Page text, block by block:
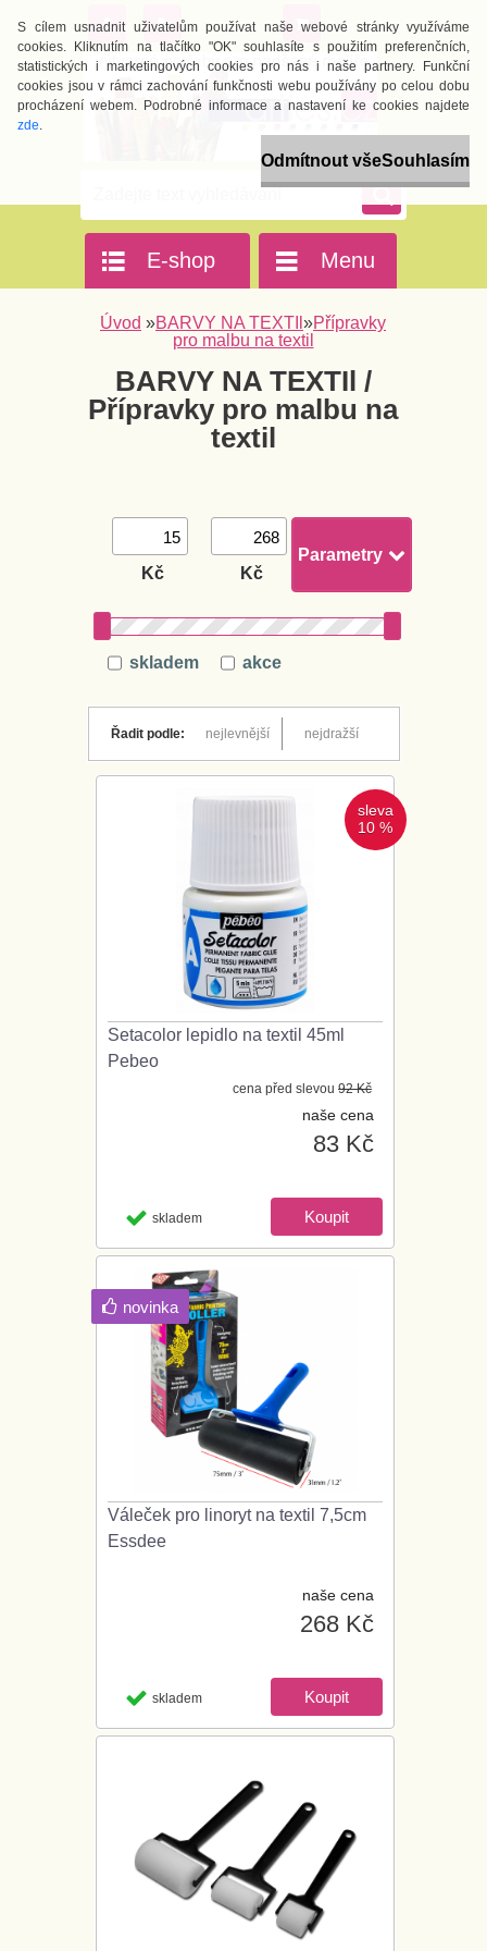
S cílem usnadnit uživatelům používat naše webové stránky využíváme
cookies. Kliknutím na tlačítko "OK" souhlasíte s použitím preferenčních,
statistických i marketingových cookies pro nás i naše partnery. Funkční
cookies jsou v rámci zachování funkčnosti webu používány po celou dobu
procházení webem. Podrobné informace a nastavení ke cookies najdete
zde.
Odmítnout všeSouhlasím
0 ks / 0 Kč
E-shop Menu
Úvod »BARVY NA TEXTIl »Přípravky
pro malbu na textil
BARVY NA TEXTIl /
Přípravky pro malbu na
textil
Kč Kč
Parametry
skladem akce
Řadit podle: nejlevnější nejdražší
Setacolor lepidlo na textil 45ml
Pebeo
cena před slevou 92 Kč
naše cena
83 Kč
skladem
sleva
10 %
Váleček pro linoryt na textil 7,5cm
Essdee
naše cena
268 Kč
skladem
novinka